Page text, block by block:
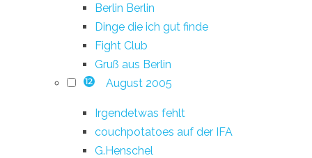
Berlin Berlin
Dinge die ich gut finde
Fight Club
Gruß aus Berlin
12 August 2005
Irgendetwas fehlt
couchpotatoes auf der IFA
G.Henschel